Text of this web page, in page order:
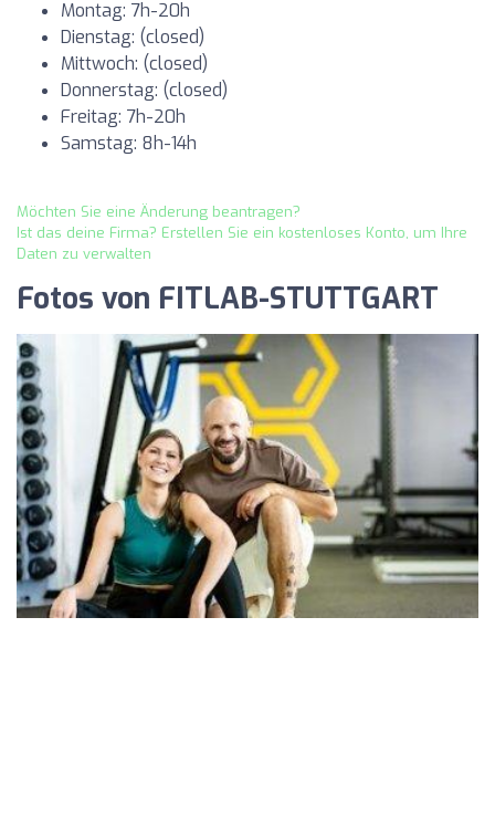
Montag: 7h-20h
Dienstag: (closed)
Mittwoch: (closed)
Donnerstag: (closed)
Freitag: 7h-20h
Samstag: 8h-14h
Möchten Sie eine Änderung beantragen?
Ist das deine Firma? Erstellen Sie ein kostenloses Konto, um Ihre
Daten zu verwalten
Fotos von FITLAB-STUTTGART